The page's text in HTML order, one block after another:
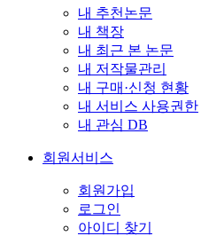
내 추천논문
내 책장
내 최근 본 논문
내 저작물관리
내 구매·신청 현황
내 서비스 사용권한
내 관심 DB
회원서비스
회원가입
로그인
아이디 찾기